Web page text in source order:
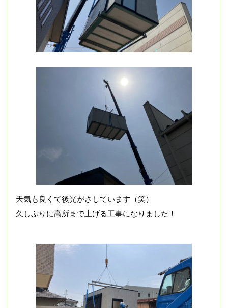
天気も良くて後光がさしています（笑）
久しぶりに高所まで上げる工事になりました！